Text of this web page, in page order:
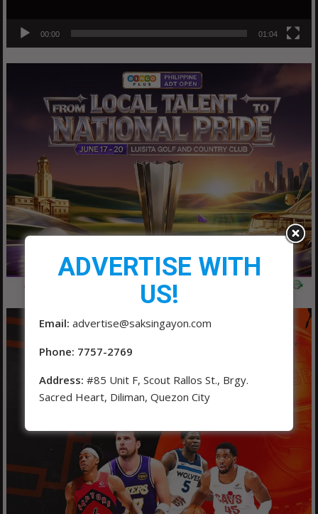
00:00 01:04
ADVERTISE WITH
US!
Email: advertise@saksingayon.com
Phone: 7757-2769
Address: #85 Unit F, Scout Rallos St., Brgy.
Sacred Heart, Diliman, Quezon City